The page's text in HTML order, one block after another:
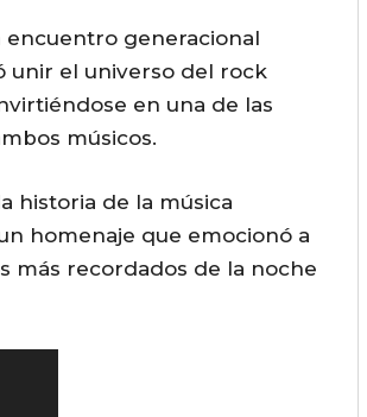
encuentro generacional
unir el universo del rock
en una de las
músicos.
historia de la música
homenaje que emocionó a
más recordados de la noche